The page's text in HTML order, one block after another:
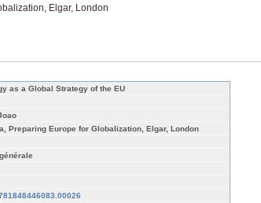
Elgar, London
as a Global Strategy of the EU
Preparing Europe for Globalization, Elgar, London